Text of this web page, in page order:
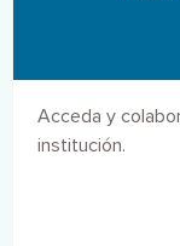
Acceda y
institución.